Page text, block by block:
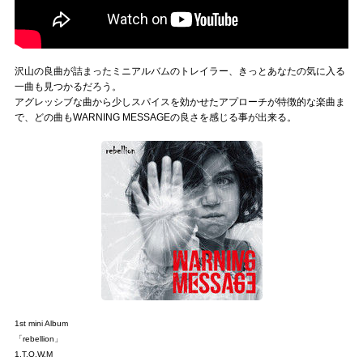
沢山の良曲が詰まったミニアルバムのトレイラー、きっとあなたの気に入る
一曲も見つかるだろう。
アグレッシブな曲から少しスパイスを効かせたアプローチが特徴的な楽曲ま
で、どの曲もWARNING MESSAGEの良さを感じる事が出来る。
1st mini Album
「rebellion」
1.T.O.W.M